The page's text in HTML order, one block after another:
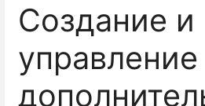
Создание и
управление